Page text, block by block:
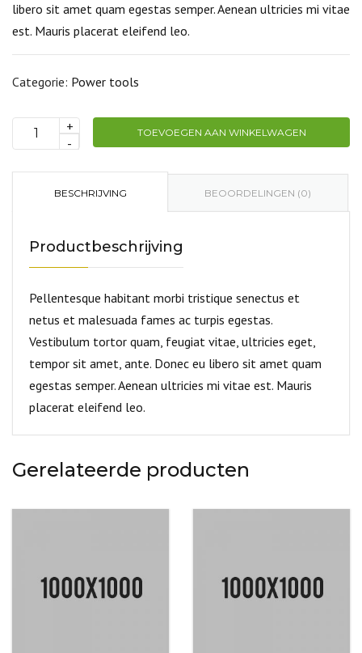
libero sit amet quam egestas semper. Aenean ultricies mi vitae
est. Mauris placerat eleifend leo.
Categorie: Power tools
Grass
+
-
TOEVOEGEN AAN WINKELWAGEN
BESCHRIJVING BEOORDELINGEN (0)
Productbeschrijving
Pellentesque habitant morbi tristique senectus et
netus et malesuada fames ac turpis egestas.
Vestibulum tortor quam, feugiat vitae, ultricies eget,
tempor sit amet, ante. Donec eu libero sit amet quam
egestas semper. Aenean ultricies mi vitae est. Mauris
placerat eleifend leo.
Gerelateerde producten